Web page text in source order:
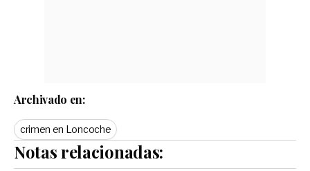
Archivado en:
crimen en Loncoche
Notas relacionadas: